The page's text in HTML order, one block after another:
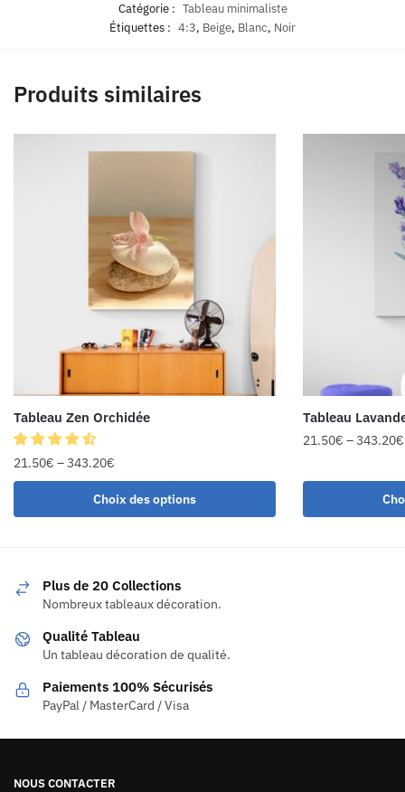
Catégorie : Tableau minimaliste
Étiquettes : 4:3, Beige, Blanc, Noir
Produits similaires
Tableau Zen Orchidée
21.50€ –343.20€
Choix des options
Tableau
21.50€ –343.20€
Plus de 20 Collections
Nombreux tableaux décoration.
Qualité Tableau
Un tableau décoration de qualité.
Paiements 100% Sécurisés
PayPal / MasterCard / Visa
NOUS CONTACTER